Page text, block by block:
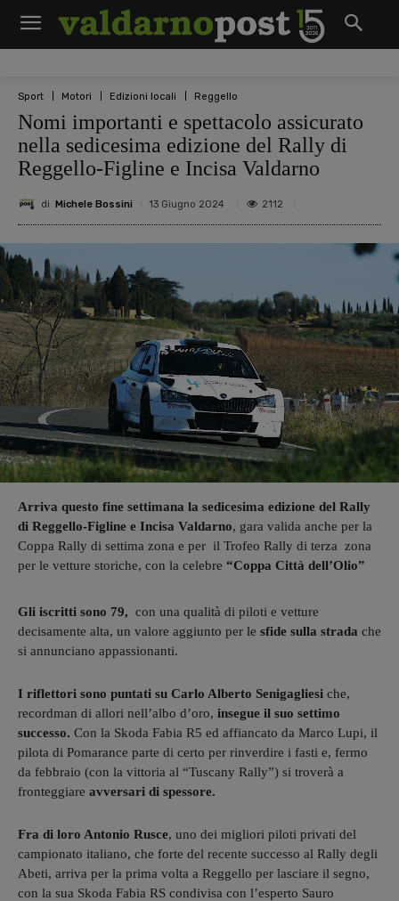
Sport Motori Edizioni locali Reggello
Nomi importanti e spettacolo assicurato
nella sedicesima edizione del Rally di
Reggello-Figline e Incisa Valdarno
di Michele Bossini 13 Giugno 2024 2112
Arriva questo fine settimana la sedicesima edizione del Rally
di Reggello-Figline e Incisa Valdarno, gara valida anche per la
Coppa Rally di settima zona e per il Trofeo Rally di terza zona
per le vetture storiche, con la celebre “Coppa Città dell’Olio”
Gli iscritti sono 79, con una qualità di piloti e vetture
decisamente alta, un valore aggiunto per le sfide sulla strada che
si annunciano appassionanti.
I riflettori sono puntati su Carlo Alberto Senigagliesi che,
recordman di allori nell’albo d’oro, insegue il suo settimo
successo. Con la Skoda Fabia R5 ed affiancato da Marco Lupi, il
pilota di Pomarance parte di certo per rinverdire i fasti e, fermo
da febbraio (con la vittoria al “Tuscany Rally”) si troverà a
fronteggiare avversari di spessore.
Fra di loro Antonio Rusce, uno dei migliori piloti privati del
campionato italiano, che forte del recente successo al Rally degli
Abeti, arriva per la prima volta a Reggello per lasciare il segno,
con la sua Skoda Fabia RS condivisa con l’esperto Sauro